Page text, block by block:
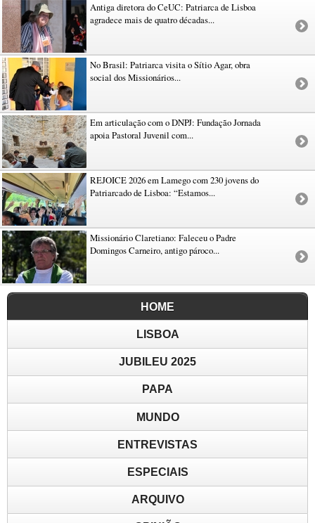
Antiga diretora do CeUC: Patriarca de Lisboa
agradece mais de quatro décadas...
No Brasil: Patriarca visita o Sítio Agar, obra
social dos Missionários...
Em articulação com o DNPJ: Fundação Jornada
apoia Pastoral Juvenil com...
REJOICE 2026 em Lamego com 230 jovens do
Patriarcado de Lisboa: “Estamos...
Missionário Claretiano: Faleceu o Padre
Domingos Carneiro, antigo pároco...
HOME
LISBOA
JUBILEU 2025
PAPA
MUNDO
ENTREVISTAS
ESPECIAIS
ARQUIVO